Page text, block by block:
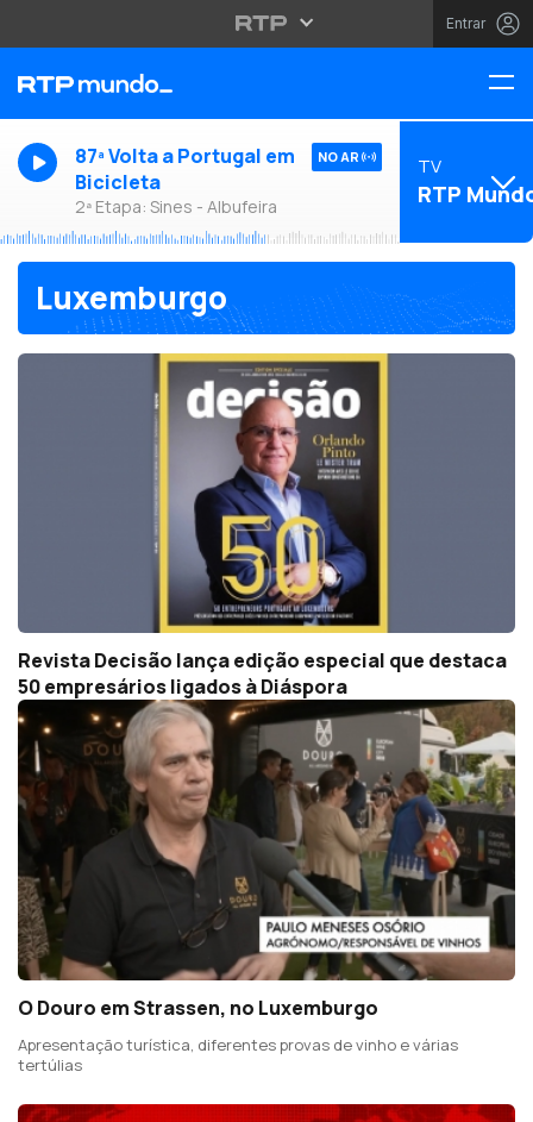
Entrar
87ª Volta a Portugal em
Bicicleta
2ª Etapa: Sines - Albufeira
NO AR TV
RTP
Luxemburgo
Revista Decisão lança edição especial que destaca
50 empresários ligados à Diáspora
O Douro em Strassen, no Luxemburgo
Apresentação turística, diferentes provas de vinho e várias
tertúlias